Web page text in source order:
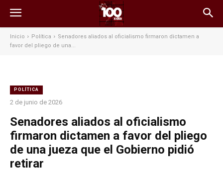
Inicio Política
Senadores aliados al oficialismo firmaron dictamen a
favor del pliego de una...
POLÍTICA
2 de junio de 2026
Senadores aliados al oficialismo
firmaron dictamen a favor del pliego
de una jueza que el Gobierno pidió
retirar